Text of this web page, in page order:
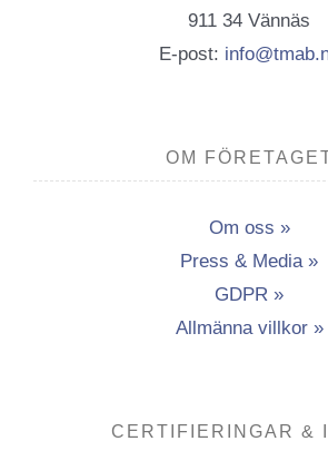
911 34 Vännäs
E-post:
OM
Om oss »
Press & Media »
GDPR »
Allmänna villkor »
CERTIFIERINGAR &